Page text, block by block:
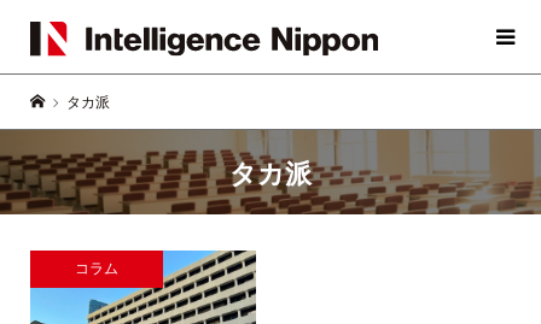
タカ派
タカ派
コラム